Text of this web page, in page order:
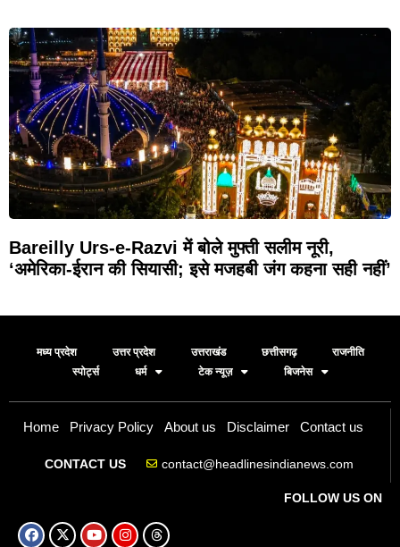
Bareilly Urs-e-Razvi में बोले मुफ्ती सलीम नूरी,
‘अमेरिका-ईरान की सियासी; इसे मजहबी जंग कहना सही नहीं’
मध्य प्रदेश उत्तर प्रदेश उत्तराखंड छत्तीसगढ़
राजनीति
स्पोर्ट्स
धर्म टेक न्यूज़ बिजनेस
Home Privacy Policy About us Disclaimer Contact us
CONTACT US contact@headlinesindianews.com
FOLLOW US ON